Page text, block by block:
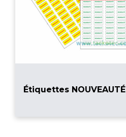
Étiquettes NOUVEAUTÉ